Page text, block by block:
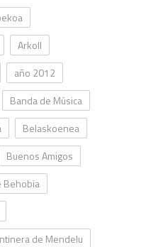
Arkoll
año 2012
Banda de Música
Belaskoenea
Buenos Amigos
Behobia
de Mendelu